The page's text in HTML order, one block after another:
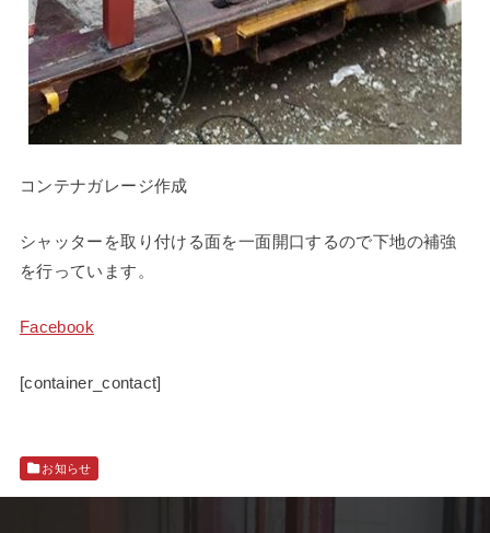
コンテナガレージ作成
シャッターを取り付ける面を一面開口するので下地の補強
を行っています。
Facebook
[container_contact]
お知らせ